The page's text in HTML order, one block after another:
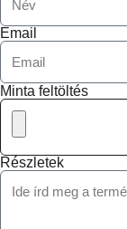
Email
Minta feltöltés
Részletek